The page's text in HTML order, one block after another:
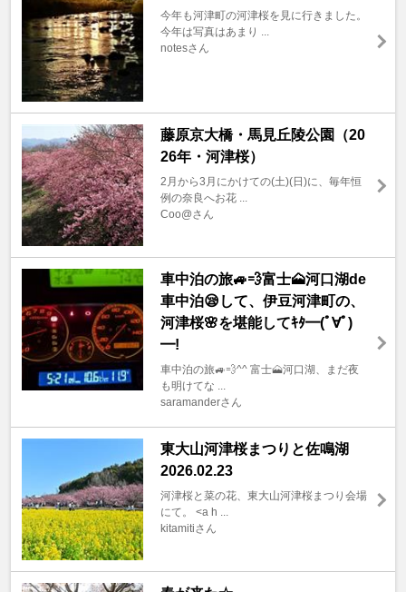
今年も河津町の河津桜を見に行きました。
今年は写真はあまり ...
notesさん
藤原京大橋・馬見丘陵公園（20
26年・河津桜）
2月から3月にかけての(土)(日)に、毎年恒
例の奈良へお花 ...
Coo@さん
車中泊の旅🚙💨富士🗻河口湖de
車中泊😪して、伊豆河津町の、
河津桜🌸を堪能してｷﾀ━(ﾟ∀ﾟ)
━!
車中泊の旅🚙💨^^ 富士🗻河口湖、まだ夜
も明けてな ...
saramanderさん
東大山河津桜まつりと佐鳴湖
2026.02.23
河津桜と菜の花、東大山河津桜まつり会場
にて。 <a h ...
kitamitiさん